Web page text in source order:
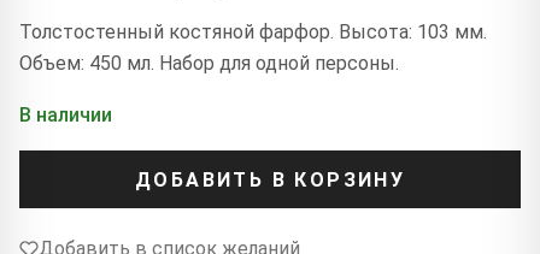
Толстостенный костяной фарфор. Высота: 103 мм.
Объем: 450 мл. Набор для одной персоны.
В наличии
ДОБАВИТЬ В КОРЗИНУ
Добавить в список желаний